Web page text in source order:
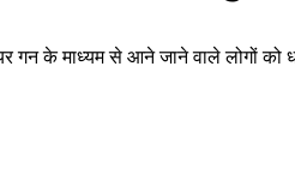
गन के माध्यम से आने जाने वाले लोगों को